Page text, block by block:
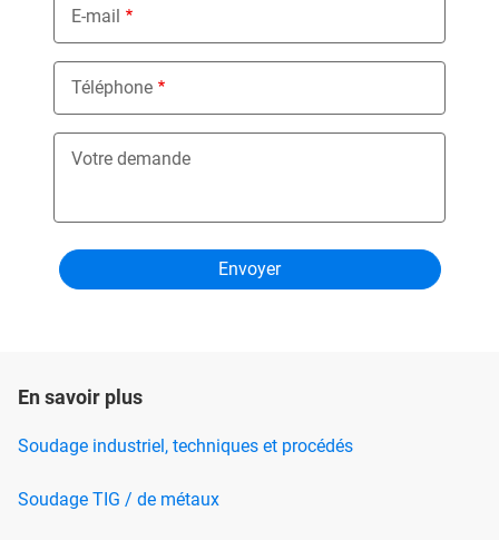
E-mail
Téléphone
Votre demande
En savoir plus
Soudage industriel, techniques et procédés
Soudage TIG / de métaux